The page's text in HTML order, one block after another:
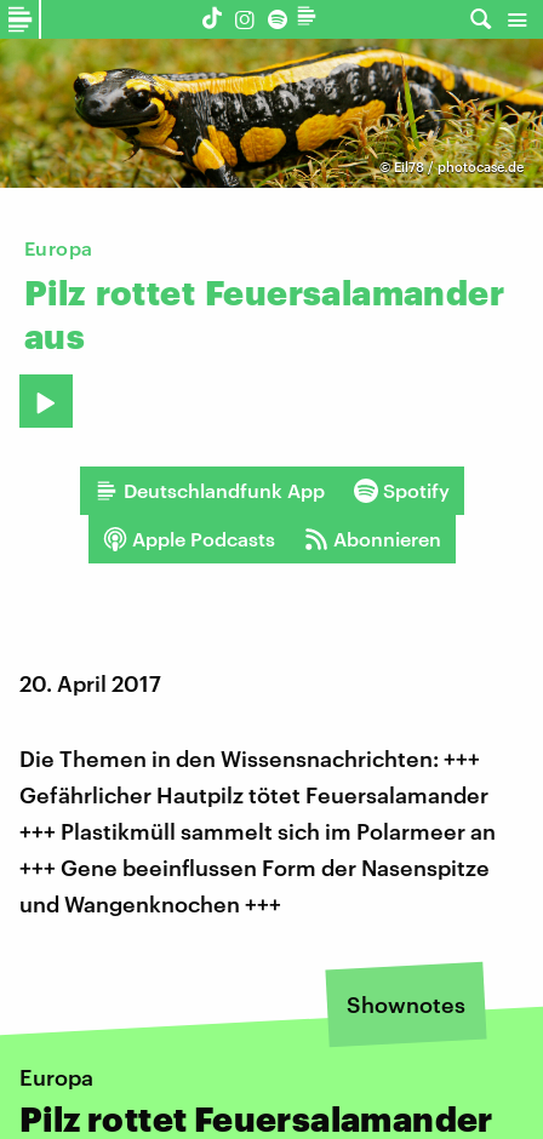
©Eil78 / photocase.de
Europa
Pilz rottet Feuersalamander
aus
Deutschlandfunk App Spotify
Apple Podcasts Abonnieren
20. April 2017
Die Themen in den Wissensnachrichten: +++
Gefährlicher Hautpilz tötet Feuersalamander
+++ Plastikmüll sammelt sich im Polarmeer an
+++ Gene beeinflussen Form der Nasenspitze
und Wangenknochen +++
Shownotes
Europa
Pilz rottet Feuersalamander